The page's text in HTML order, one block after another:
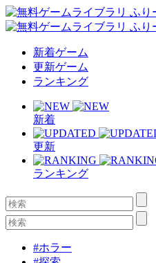
新着ゲーム
更新ゲーム
ランキング
新着
更新
ランキング
#ホラー